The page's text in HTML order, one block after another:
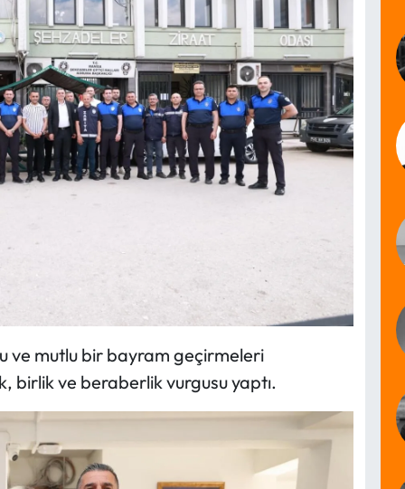
ve mutlu bir bayram geçirmeleri
birlik ve beraberlik vurgusu yaptı.